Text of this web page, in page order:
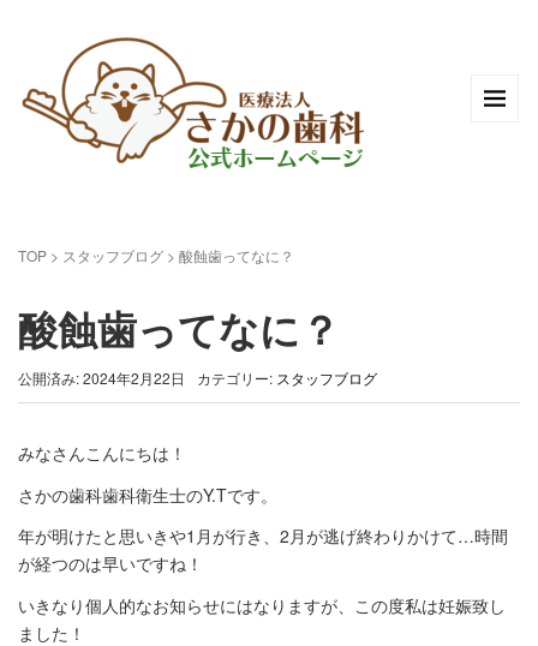
TOP > スタッフブログ > 酸蝕歯ってなに？
酸蝕歯ってなに？
公開済み: 2024年2月22日 カテゴリー: スタッフブログ
みなさんこんにちは！
さかの歯科歯科衛生士のY.Tです。
年が明けたと思いきや1月が行き、2月が逃げ終わりかけて…時間
が経つのは早いですね！
いきなり個人的なお知らせにはなりますが、この度私は妊娠致し
ました！